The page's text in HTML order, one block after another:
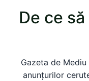
De ce
Gazeta de
anunțurilor